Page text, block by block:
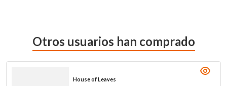
Otros usuarios han comprado
House of Leaves